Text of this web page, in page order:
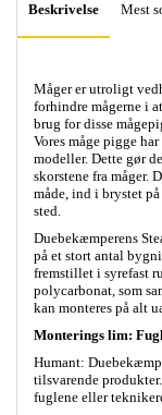
Beskrivelse Mest
Måger er utroligt
forhindre mågerne i
brug for disse
Vores måge pigge
modeller. Dette gør
skorstene fra måger.
måde, ind i brystet
sted.
Duebekæmperens
på et stort antal
fremstillet i syrefast
polycarbonat, som
kan monteres på alt
Monterings lim:
Humant:
tilsvarende
fuglene eller